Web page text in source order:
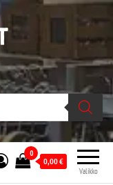
kivijalassa
on vaihtoehtomusaan
verkko- sekä
Helsingissä Kallion
sydämessä.
Valikko
0
0,00€